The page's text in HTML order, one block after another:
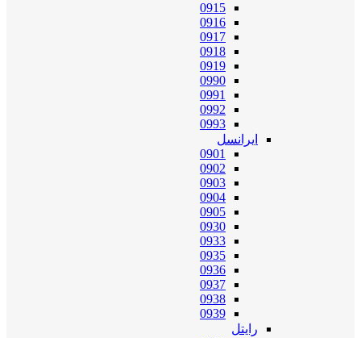
0915
0916
0917
0918
0919
0990
0991
0992
0993
ایرانسل
0901
0902
0903
0904
0905
0930
0933
0935
0936
0937
0938
0939
رایتل